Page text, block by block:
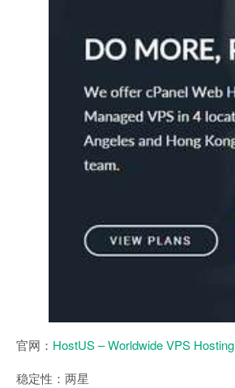
官网： HostUS – Worldwide VPS Hosting
稳定性：两星